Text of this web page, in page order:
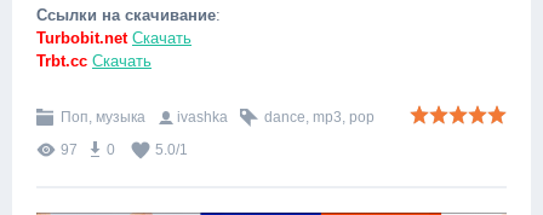
Ссылки на скачивание:
Turbobit.net Скачать
Trbt.cc Скачать
Поп, музыка ivashka dance, mp3, pop
97
0 5.0/1